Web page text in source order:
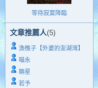
等待寂寞降臨
文章推薦人(5)
漁樵子【外婆的澎湖灣】
喵永
聃星
若予